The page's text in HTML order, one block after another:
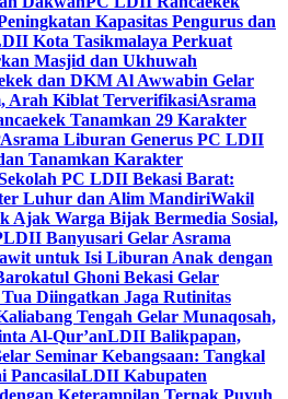
Kapasitas Pengurus dan
Kota Tasikmalaya Perkuat
Masjid dan Ukhuwah
dan DKM Al Awwabin Gelar
Arah Kiblat TerverifikasiAsrama
Tanamkan 29 Karakter
Asrama Liburan Generus PC LDII
Tanamkan Karakter
PC LDII Bekasi Barat:
Luhur dan Alim MandiriWakil
Ajak Warga Bijak Bermedia Sosial,
LDII Banyusari Gelar Asrama
untuk Isi Liburan Anak dengan
Ghoni Bekasi Gelar
Diingatkan Jaga Rutinitas
Tengah Gelar Munaqosah,
Al-Qur’anLDII Balikpapan,
Seminar Kebangsaan: Tangkal
PancasilaLDII Kabupaten